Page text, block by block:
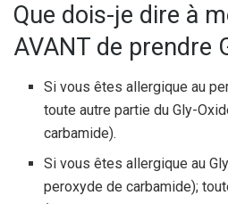
Que dois-je dire à
AVANT de prendre
Si vous êtes allergique au
toute autre partie du Gly-
carbamide).
Si vous êtes allergique au
peroxyde de carbamide);